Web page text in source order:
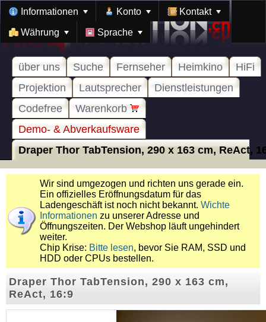
Informationen Konto Kontakt
Währung Sprache
über uns Suche Fernseher Heimkino
HiFi
Projektion
Lautsprecher
Dienstleistungen
Codefree
Warenkorb
Demo- & Abverkaufsware
Draper Thor TabTension, 290 x 163 cm, ReAct,
Wir sind umgezogen und richten uns gerade ein.
Ein offizielles Eröffnungsdatum für das
Ladengeschäft ist noch nicht bekannt. Wichte
Informationen zu unserer Adresse und
Öffnungszeiten. Der Webshop läuft ungehindert
weiter.
Chip Krise: Bitte lesen, bevor Sie RAM, SSD und
HDD oder CPUs bestellen.
Draper Thor TabTension, 290 x 163 cm,
ReAct, 16:9